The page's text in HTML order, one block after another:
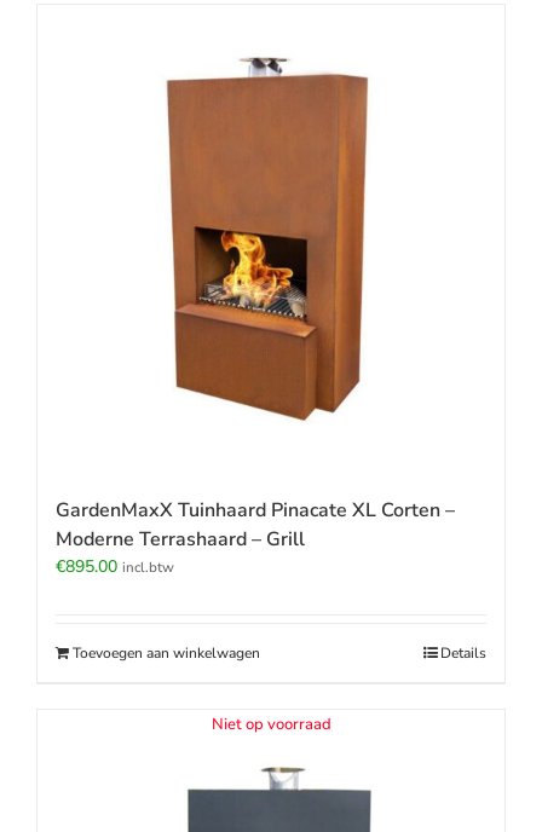
GardenMaxX Tuinhaard Pinacate XL Corten –
Moderne Terrashaard – Grill
€895.00 incl.btw
Toevoegen aan winkelwagen Details
Niet op voorraad